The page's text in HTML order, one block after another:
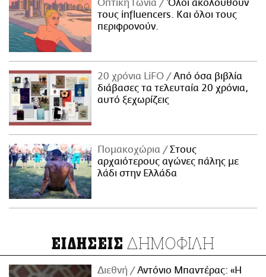
Οπτική Γωνία
Όλοι ακολουθούν
τους influencers. Και όλοι τους
περιφρονούν.
20 χρόνια LiFO
Από όσα βιβλία
διάβασες τα τελευταία 20 χρόνια,
αυτό ξεχωρίζεις
Πομακοχώρια
Στους
αρχαιότερους αγώνες πάλης με
λάδι στην Ελλάδα
ΕΙΔΗΣΕΙΣ ΔΗΜΟΦΙΛΗ
Διεθνή Αντόνιο Μπαντέρας: «Η